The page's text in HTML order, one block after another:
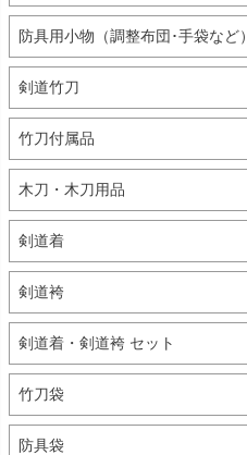
防具用小物（調整布団･手袋など）
剣道竹刀
竹刀付属品
木刀・木刀用品
剣道着
剣道袴
剣道着・剣道袴 セット
竹刀袋
防具袋